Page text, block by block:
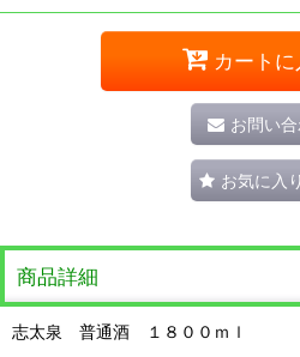
カート
お問い
お気に入
商品詳細
志太泉 普通酒 １８００ｍｌ